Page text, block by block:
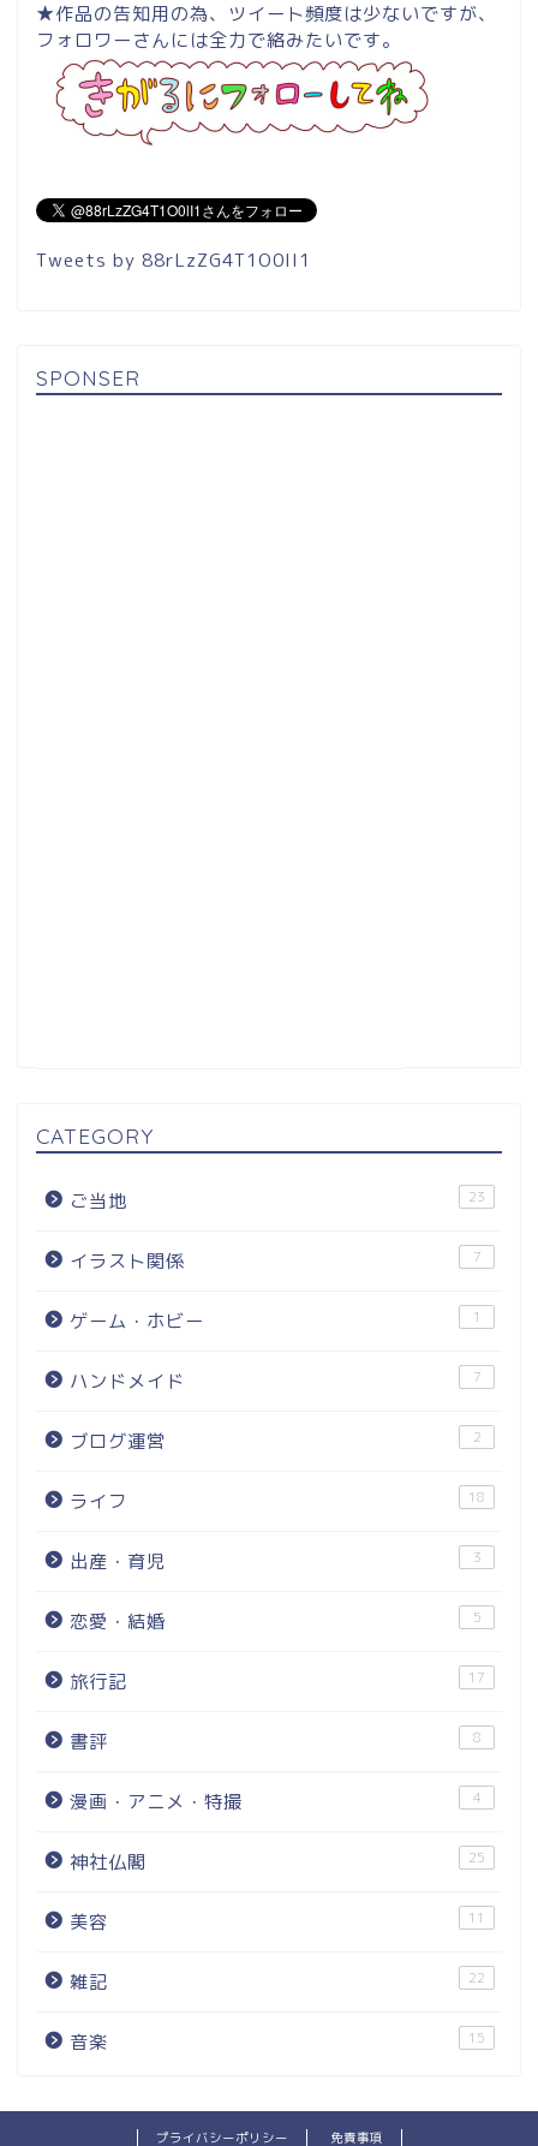
★作品の告知用の為、ツイート頻度は少ないですが、
フォロワーさんには全力で絡みたいです。
Tweets by 88rLzZG4T1O0lI1
SPONSER
CATEGORY
ご当地 23
イラスト関係 7
ゲーム・ホビー 1
ハンドメイド 7
ブログ運営 2
ライフ 18
出産・育児 3
恋愛・結婚 5
旅行記 17
書評 8
漫画・アニメ・特撮 4
神社仏閣 25
美容 11
雑記 22
音楽 15
プライバシーポリシー 免責事項